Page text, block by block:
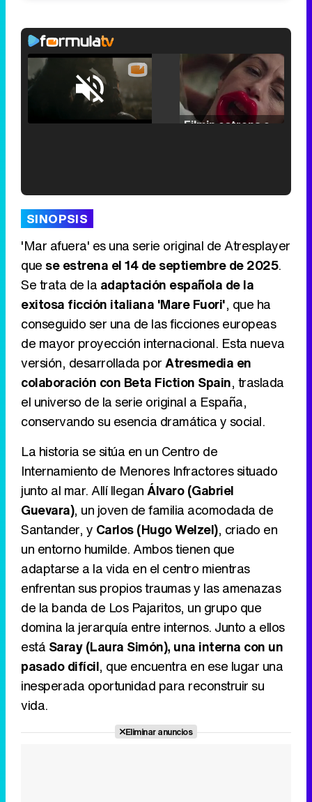
Unmute /
Canción ganadora de Eurovisión 2026: DARA con "Bangaranga" por Bulgaria
SINOPSIS
'Mar afuera' es una serie original de Atresplayer
que se estrena el 14 de septiembre de 2025.
Se trata de la adaptación española de la
exitosa ficción italiana 'Mare Fuori', que ha
conseguido ser una de las ficciones europeas
de mayor proyección internacional. Esta nueva
versión, desarrollada porAtresmedia en
colaboración con Beta Fiction Spain, traslada
el universo de la serie original a España,
conservando su esencia dramática y social.
La historia se sitúa en un Centro de
Internamiento de Menores Infractores situado
junto al mar. Allí lleganÁlvaro (Gabriel
Guevara), un joven de familia acomodada de
Santander, y Carlos (Hugo Welzel), criado en
un entorno humilde. Ambos tienen que
adaptarse a la vida en el centro mientras
enfrentan sus propios traumas y las amenazas
de la banda de Los Pajaritos, un grupo que
domina la jerarquía entre internos. Junto a ellos
está Saray (Laura Simón), una interna con un
pasado difícil, que encuentra en ese lugar una
inesperada oportunidad para reconstruir su
vida.
Eliminar anuncios